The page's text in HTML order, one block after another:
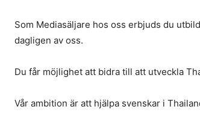
Som Mediasäljare hos oss erbjuds du
dagligen av oss.
Du får möjlighet att bidra till att utveckla
Vår ambition är att hjälpa svenskar i